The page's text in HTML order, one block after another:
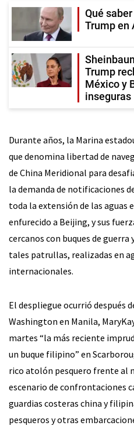
Qué
Trump en
Trump
México y
inseguras
Durante años, la Marina
que denomina libertad de
de China Meridional para
la demanda de notificaciones
toda la extensión de las aguas
enfurecido a Beijing, y sus
cercanos con buques de
tales patrullas, realizadas en
internacionales.
El despliegue ocurrió después
Washington en Manila,
martes “la más reciente
un buque filipino” en
rico atolón pesquero frente al
escenario de confrontaciones
guardias costeras china y
pesqueros y otras